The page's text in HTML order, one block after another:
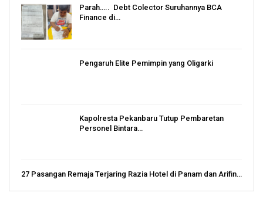
Parah….. Debt Colector Suruhannya BCA
Finance di…
Pengaruh Elite Pemimpin yang Oligarki
Kapolresta Pekanbaru Tutup Pembaretan
Personel Bintara…
27 Pasangan Remaja Terjaring Razia Hotel di Panam dan Arifin…